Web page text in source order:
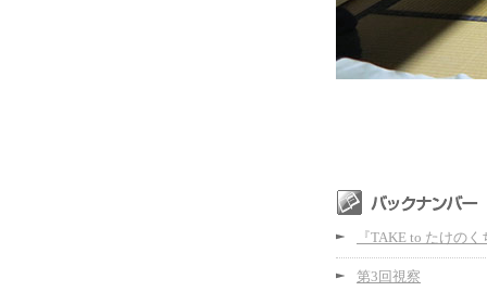
『TAKE to たけの
第3回視察